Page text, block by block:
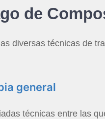
de
diversas técnicas de
general
técnicas entre las